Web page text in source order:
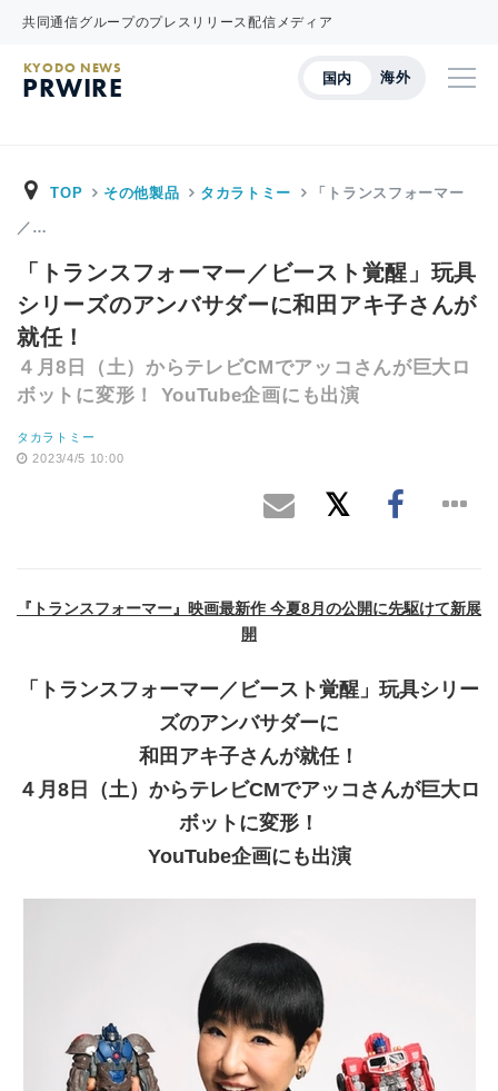
共同通信グループのプレスリリース配信メディア
国内 海外
KYODO NEWS
PRWIRE
TOP その他製品 タカラトミー 「トランスフォーマー
／…
「トランスフォーマー／ビースト覚醒」玩具
シリーズのアンバサダーに和田アキ子さんが
就任！
４月8日（土）からテレビCMでアッコさんが巨大ロ
ボットに変形！ YouTube企画にも出演
タカラトミー
2023/4/5 10:00
『トランスフォーマー』映画最新作 今夏8月の公開に先駆けて新展
開
「トランスフォーマー／ビースト覚醒」玩具シリー
ズのアンバサダーに
和田アキ子さんが就任！
４月8日（土）からテレビCMでアッコさんが巨大ロ
ボットに変形！
YouTube企画にも出演